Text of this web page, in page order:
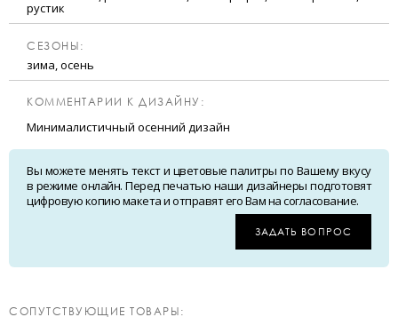
рустик
CЕЗОНЫ:
зима, осень
КОММЕНТАРИИ К ДИЗАЙНУ:
Минималистичный осенний дизайн
Вы можете менять текст и цветовые палитры по Вашему вкусу
в режиме онлайн. Перед печатью наши дизайнеры подготовят
цифровую копию макета и отправят его Вам на согласование.
ЗАДАТЬ ВОПРОС
CОПУТСТВУЮЩИЕ ТОВАРЫ: